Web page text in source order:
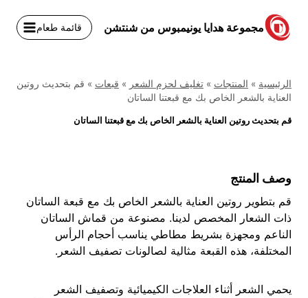
المحتوى
مجموعة هدايا يونيمبوس من شنتشن قائمة طعام
الرئيسية » المنتجات » تغليف لحزم الشعر » قبعات » قم بتحديث روتين
العناية بالشعر الخاص بك مع قبعتنا الساتان
قم بتحديث روتين العناية بالشعر الخاص بك مع قبعتنا الساتان
وصف المنتج
قم بتطوير روتين العناية بالشعر الخاص بك مع قبعة الساتان
ذات الشعار المخصص لدينا. مصنوعة من قماش الساتان
الناعم ومجهزة بشريط مطاطي يناسب أحجام الرأس
المختلفة، هذه القبعة مثالية لصالونات تصفيف الشعر.
يحمي الشعر أثناء العلاجات الكيميائية وتصفيف الشعر